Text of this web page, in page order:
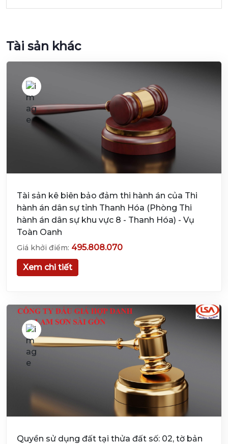
Tài sản khác
Tài sản kê biên bảo đảm thi hành án của Thi
hành án dân sự tỉnh Thanh Hóa (Phòng Thi
hành án dân sự khu vực 8 - Thanh Hóa) - Vụ
Toàn Oanh
Giá khởi điểm: 495.808.070
Xem chi tiết
Quyền sử dụng đất tại thửa đất số: 02, tờ bản